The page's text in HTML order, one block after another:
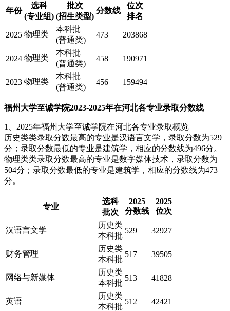
年份
选科
(专业组)
批次
(招生类型)
分数线
位次
排名
2025 物理类
本科批
(普通类)
473 203868
2024 物理类
本科批
(普通类)
458 190971
2023 物理类
本科批
(普通类)
456 159494
福州大学至诚学院2023-2025年在河北各专业录取分数线
1、2025年福州大学至诚学院在河北各专业录取概览
历史类类录取分数最高的专业是汉语言文学，录取分数为529
分；录取分数最低的专业是建筑学，相应的分数线为496分。
物理类类录取分数最高的专业是数字媒体技术，录取分数为
504分；录取分数最低的专业是建筑学，相应的分数线为473
分。
专业
选科
批次
2025
分数线
2025
位次
汉语言文学
历史类
本科批
529 32927
财务管理
历史类
本科批
517 39505
网络与新媒体
历史类
本科批
513 41828
英语
历史类
本科批
512 42421